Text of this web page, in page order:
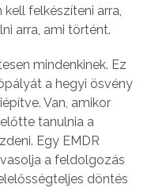
felkészíteni arra,
arra, ami történt.
mindenkinek. Ez
a hegyi ösvény
Van, amikor
tanulnia a
Egy EMDR
a feldolgozás
döntés